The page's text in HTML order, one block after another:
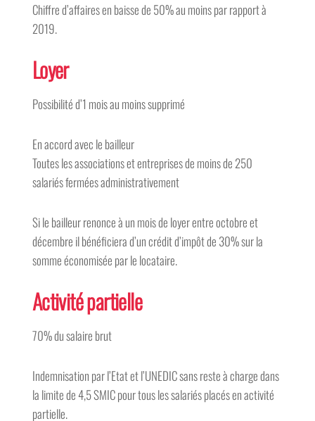
Chiffre d’affaires en baisse de 50% au moins par rapport à
2019.
Loyer
Possibilité d’1 mois au moins supprimé
En accord avec le bailleur
Toutes les associations et entreprises de moins de 250
salariés fermées administrativement
Si le bailleur renonce à un mois de loyer entre octobre et
décembre il bénéficiera d’un crédit d’impôt de 30% sur la
somme économisée par le locataire.
Activité partielle
70% du salaire brut
Indemnisation par l’Etat et l’UNEDIC sans reste à charge dans
la limite de 4,5 SMIC pour tous les salariés placés en activité
partielle.